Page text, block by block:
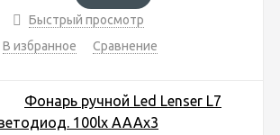
Быстрый просмотр
В избранное
Сравнение
Фонарь ручной Led Lenser L7
100lx AAAx3